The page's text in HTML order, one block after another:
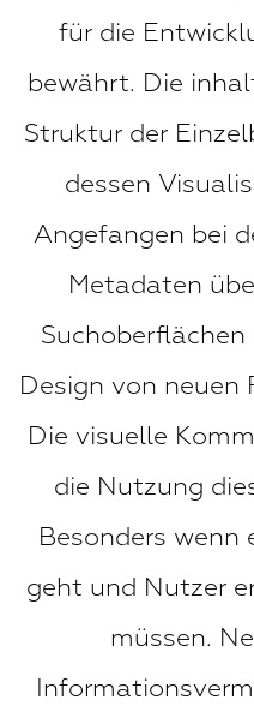
für die
bewährt. Die
Struktur der
dessen
Angefangen bei
Metadaten
Design von
Die visuelle
die Nutzung
Besonders wenn
geht und Nutzer
müssen.